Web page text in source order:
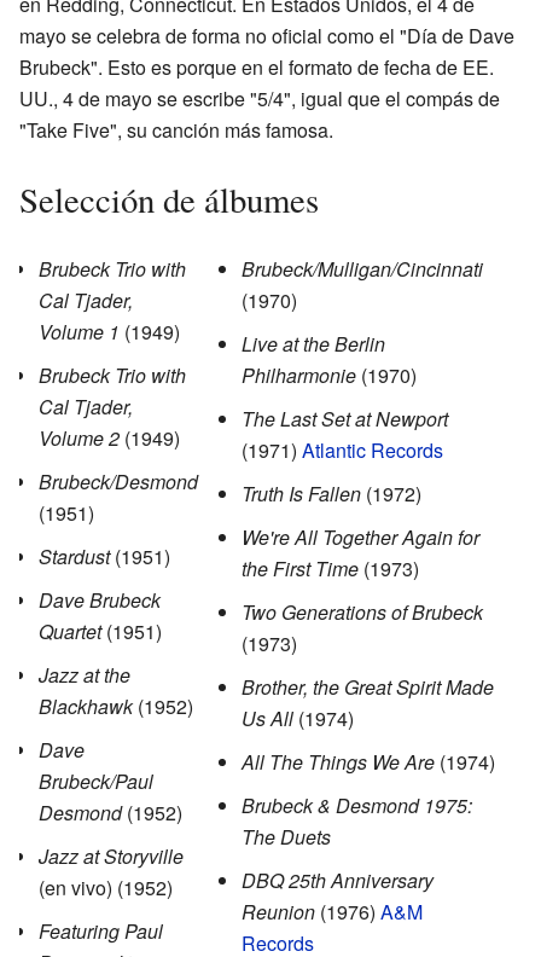
mayo se celebra de forma no oficial como el "Día de Dave
Brubeck". Esto es porque en el formato de fecha de EE.
UU., 4 de mayo se escribe "5/4", igual que el compás de
"Take Five", su canción más famosa.
Selección de álbumes
Brubeck Trio with
Cal Tjader,
Volume 1 (1949)
Brubeck Trio with
Cal Tjader,
Volume 2 (1949)
Brubeck/Desmond
(1951)
Stardust(1951)
Dave Brubeck
Quartet(1951)
Jazz at the
Blackhawk(1952)
Dave
Brubeck/Paul
Desmond(1952)
Jazz at Storyville
(en vivo) (1952)
Featuring Paul
Brubeck/Mulligan/Cincinnati
(1970)
Live at the Berlin
Philharmonie (1970)
The Last Set at Newport
(1971) Atlantic Records
Truth Is Fallen (1972)
We're All Together Again for
the First Time (1973)
Two Generations of Brubeck
(1973)
Brother, the Great Spirit Made
Us All (1974)
All The Things We Are (1974)
Brubeck & Desmond 1975:
The Duets
DBQ 25th Anniversary
Reunion (1976) A&M
Records